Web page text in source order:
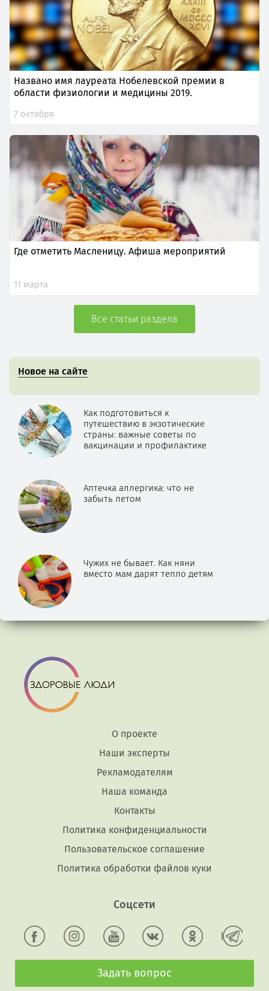
Названо имя лауреата Нобелевской премии в
области физиологии и медицины 2019.
7 октября
Где отметить Масленицу. Афиша мероприятий
11 марта
Все статьи раздела
Новое на сайте
Как подготовиться к
путешествию в экзотические
страны: важные советы по
вакцинации и профилактике
Аптечка аллергика: что не
забыть летом
Чужих не бывает. Как няни
вместо мам дарят тепло детям
О проекте
Наши эксперты
Рекламодателям
Наша команда
Контакты
Политика конфиденциальности
Пользовательское соглашение
Политика обработки файлов куки
Соцсети
Задать вопрос